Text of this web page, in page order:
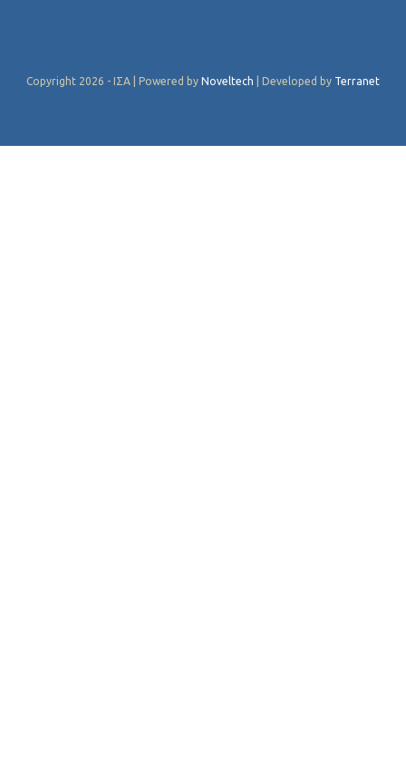
Copyright 2026 - ΙΣΑ | Powered by Noveltech | Developed by Terranet